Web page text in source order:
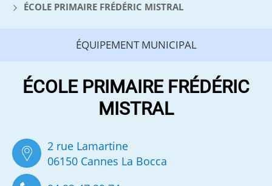
ÉCOLE PRIMAIRE FRÉDÉRIC MISTRAL
ÉQUIPEMENT MUNICIPAL
ÉCOLE PRIMAIRE FRÉDÉRIC
MISTRAL
2 rue Lamartine
06150 Cannes La Bocca